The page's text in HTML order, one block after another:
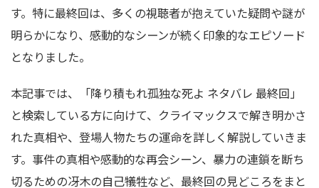
す。特に最終回は、多くの視聴者が抱えていた疑問や謎が
明らかになり、感動的なシーンが続く印象的なエピソード
となりました。
本記事では、「降り積もれ孤独な死よ ネタバレ 最終回」
と検索している方に向けて、クライマックスで解き明かさ
れた真相や、登場人物たちの運命を詳しく解説していきま
す。事件の真相や感動的な再会シーン、暴力の連鎖を断ち
切るための冴木の自己犠牲など、最終回の見どころをまと